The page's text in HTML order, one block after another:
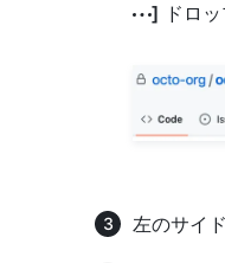
] ドロ
左のサイ